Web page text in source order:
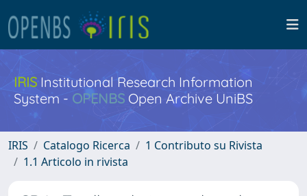
IRISInstitutional Research Information
System - OPENBS Open Archive UniBS
IRIS Catalogo Ricerca
1 Contributo su Rivista
1.1 Articolo in rivista